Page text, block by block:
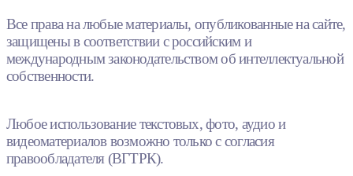
Все права на любые материалы, опубликованные на сайте,
защищены в соответствии с российским и
международным законодательством об интеллектуальной
собственности.
Любое использование текстовых, фото, аудио и
видеоматериалов возможно только с согласия
правообладателя (ВГТРК).